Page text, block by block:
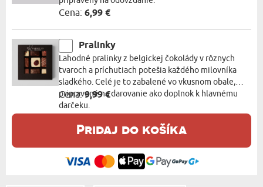
Cena: 6,99 €
Pralinky
Lahodné pralinky z belgickej čokolády v rôznych
tvaroch a príchutiach potešia každého milovníka
sladkého. Celé je to zabalené vo vkusnom obale,
pripravené na darovanie ako doplnok k hlavnému
darčeku.
Cena:9,99 €
Pridaj do košíka